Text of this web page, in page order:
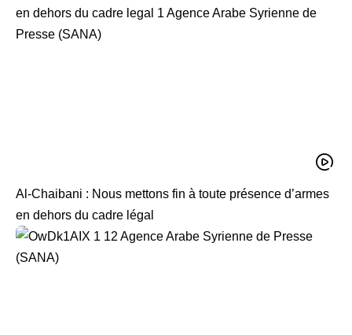
Al-Chaibani : Nous mettons fin à toute présence d’armes
en dehors du cadre légal